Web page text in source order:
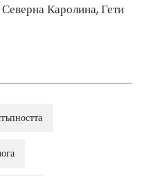
Каролина, Гети